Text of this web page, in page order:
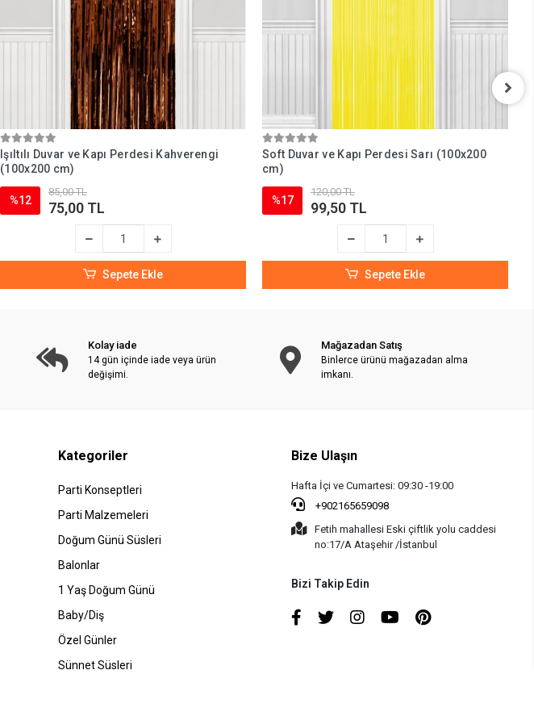
Işıltılı Duvar ve Kapı Perdesi Kahverengi
(100x200 cm)
%12
85,00 TL
75,00 TL
Sepete Ekle
Soft Duvar ve Kapı Perdesi Sarı (100x200
cm)
%17
120,00 TL
99,50 TL
Sepete Ekle
Kolay iade
14 gün içinde iade veya ürün
değişimi.
Mağazadan Satış
Binlerce ürünü mağazadan alma
imkanı.
Kategoriler
Parti Konseptleri
Parti Malzemeleri
Doğum Günü Süsleri
Balonlar
1 Yaş Doğum Günü
Baby/Diş
Özel Günler
Sünnet Süsleri
Bize Ulaşın
Hafta İçi ve Cumartesi: 09:30 -19:00
+902165659098
Fetih mahallesi Eski çiftlik yolu caddesi
no:17/A Ataşehir /İstanbul
Bizi Takip Edin